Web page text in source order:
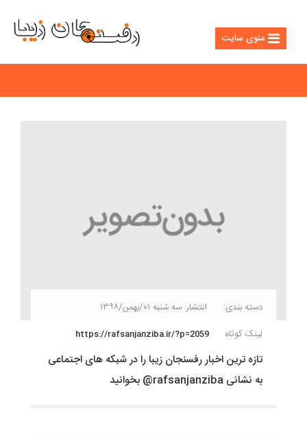
منوی سایت
دسته بندی:
انتشار: سه شنبه ۰۱/بهمن/۱۳۹۸
لینک کوتاه
https://rafsanjanziba.ir/?p=2059
تازه ترین اخبار رفسنجان زیبا را در شبکه های اجتماعی
به نشانی rafsanjanziba@ بخوانید